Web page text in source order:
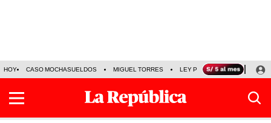
HOY CASO MOCHASUELDOS MIGUEL TORRES LEY PULPÍN PRECIO DEL